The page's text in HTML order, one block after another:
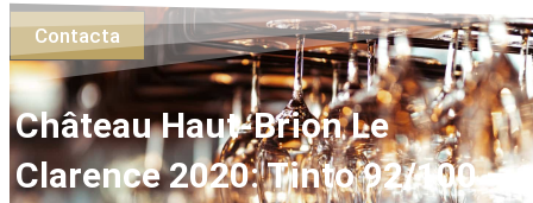
Contacta
Château Haut-Brion Le
Clarence 2020: Tinto 92/100 –